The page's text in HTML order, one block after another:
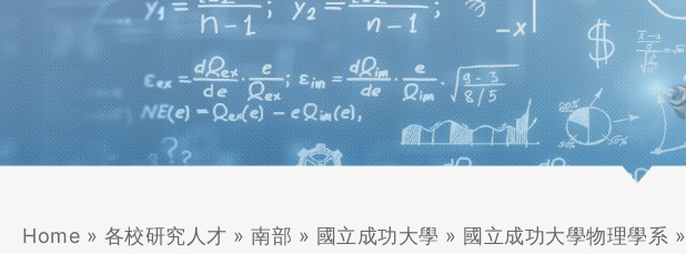
Home » 各校研究人才 » 南部 » 國立成功大學 » 國立成功大學物理學系 »